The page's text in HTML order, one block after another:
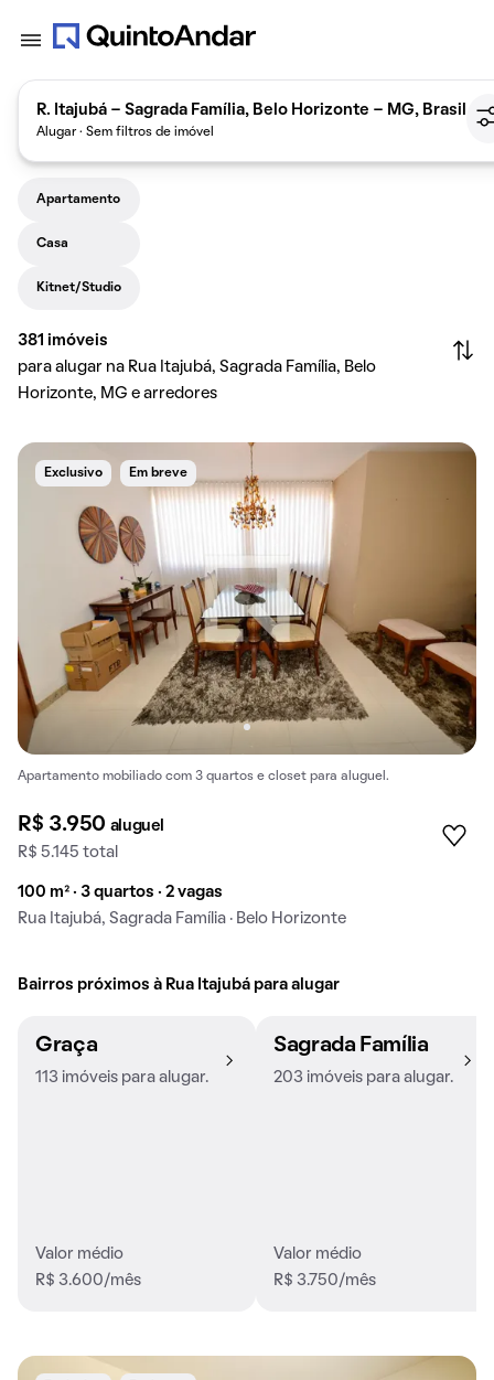
R. Itajubá - Sagrada Família, Belo Horizonte - MG, Brasil
Alugar · Sem filtros de imóvel
Apartamento
Casa
Kitnet/Studio
381 imóveis
para alugar na Rua Itajubá, Sagrada Família, Belo
Horizonte, MG e arredores
Exclusivo Em breve
Apartamento mobiliado com 3 quartos e closet para aluguel.
R$ 3.950 aluguel
R$ 5.145 total
100 m² · 3 quartos · 2 vagas
Rua Itajubá, Sagrada Família · Belo Horizonte
Bairros próximos à Rua Itajubá para alugar
Graça
113 imóveis para alugar.
Valor médio
R$ 3.600/mês
Sagrada Família
203 imóveis para alugar.
Valor médio
R$ 3.750/mês